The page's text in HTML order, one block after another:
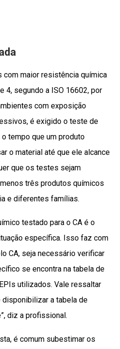
maior resistência química
4, segundo a ISO 16602, por
com exposição
é exigido o teste de
tempo que um produto
o material até que ele alcance
que os testes sejam
três produtos químicos
e diferentes famílias.
testado para o CA é o
específica. Isso faz com
CA, seja necessário verificar
se encontra na tabela de
utilizados. Vale ressaltar
a tabela de
diz a profissional.
é comum subestimar os